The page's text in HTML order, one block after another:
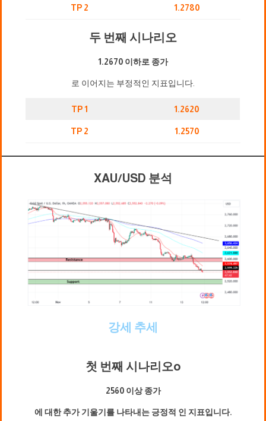
TP 2 1.2780
두 번째 시나리오
1.2670 이하로 종가
로 이어지는 부정적인 지표입니다.
TP 1 1.2620
TP 2 1.2570
XAU/USD 분석
강세 추세
첫 번째 시나리오o
2560 이상 종가
에 대한 추가 기울기를 나타내는 긍정적 인 지표입니다.